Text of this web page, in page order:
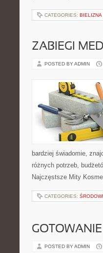
CATEGORIES: BIELIZNA
ZABIEGI
POSTED BY ADMIN
bardziej świadomie,
różnych potrzeb,
Najczęstsze Mity
CATEGORIES:
POSTED BY ADMIN